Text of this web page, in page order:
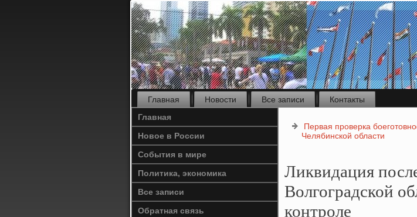
Главная Новости Все записи
Контакты
Главная
Новое в России
События в мире
Политика, экономика
Все записи
Обратная связь
Первая проверка
Челябинской области
Ликвидация
Волгоградской
контроле